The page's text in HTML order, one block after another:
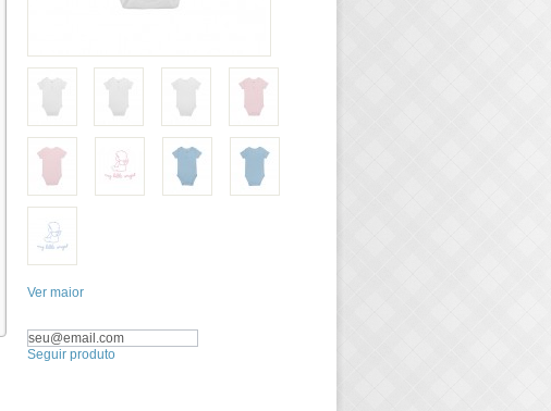
Ver maior
Seguir produto